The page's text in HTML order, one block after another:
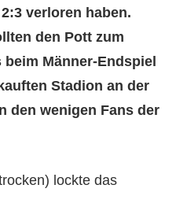
verloren haben.
den Pott zum
Männer-Endspiel
Stadion an der
den wenigen Fans der
lockte das